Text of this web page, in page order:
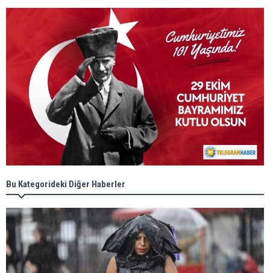
Bu Kategorideki Diğer Haberler